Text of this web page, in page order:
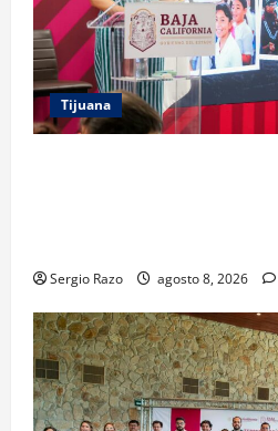
Tijuana
Sergio Razo agosto 8, 2026